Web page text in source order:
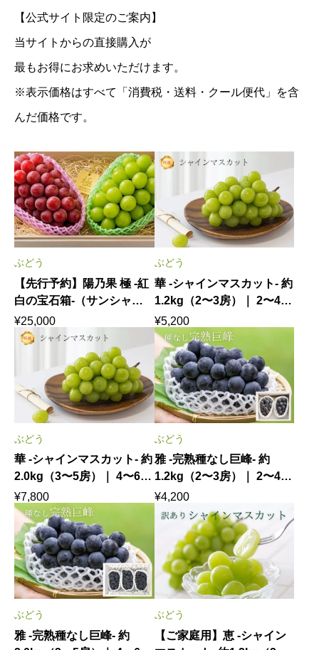
【公式サイト限定のご案内】
当サイトからの直接購入が
最もお得にお求めいただけます。
※表示価格はすべて「消費税・送料・クール便代」を含
んだ価格です。
ぶどう
【先行予約】陽乃果 極 -紅
白の宝石箱-（サンシャイ
ンレッド＆シャインマスカ
ット） 8月下旬〜9月上旬
¥25,000
ぶどう
華 -シャインマスカット- 約
1.2kg（2〜3房）｜ 2〜4名
様で愉しむ気品あふれる旬
の輝き 8月下旬〜9月下旬
発送
¥5,200
ぶどう
華 -シャインマスカット- 約
2.0kg（3〜5房）｜ 4〜6名
様で心ゆくまで味わう気品
あふれる贅沢 8月下旬〜9
月下旬発送
¥7,800
ぶどう
雅 -完熟種なし巨峰- 約
1.2kg（2〜3房）｜ 2〜4名
様で愉しむ旬のひととき
8月上中旬発送
¥4,200
ぶどう
雅 -完熟種なし巨峰- 約
ぶどう
【ご家庭用】恵 -シャイン